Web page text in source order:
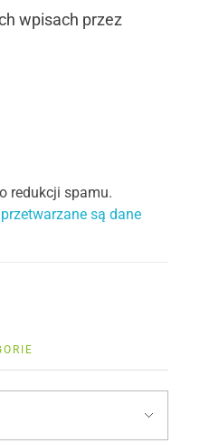
wpisach przez
redukcji spamu.
są dane